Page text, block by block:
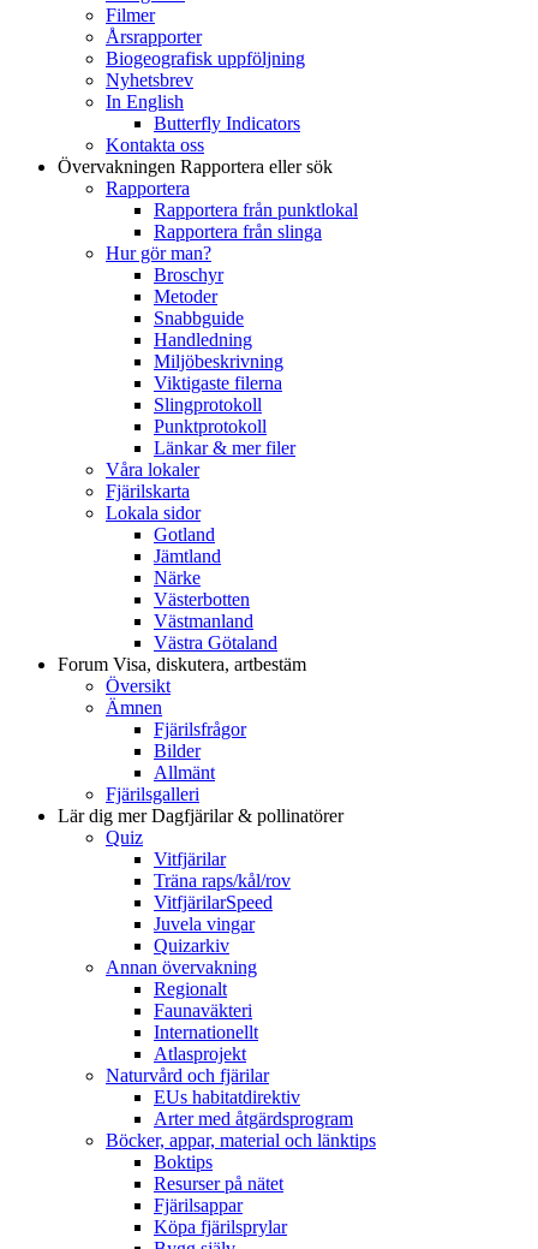
Filmer
Årsrapporter
Biogeografisk uppföljning
Nyhetsbrev
In English
Butterfly Indicators
Kontakta oss
Övervakningen Rapportera eller sök
Rapportera
Rapportera från punktlokal
Rapportera från slinga
Hur gör man?
Broschyr
Metoder
Snabbguide
Handledning
Miljöbeskrivning
Viktigaste filerna
Slingprotokoll
Punktprotokoll
Länkar & mer filer
Våra lokaler
Fjärilskarta
Lokala sidor
Gotland
Jämtland
Närke
Västerbotten
Västmanland
Västra Götaland
Forum Visa, diskutera, artbestäm
Översikt
Ämnen
Fjärilsfrågor
Bilder
Allmänt
Fjärilsgalleri
Lär dig merDagfjärilar & pollinatörer
Quiz
Vitfjärilar
Träna raps/kål/rov
VitfjärilarSpeed
Juvela vingar
Quizarkiv
Annan övervakning
Regionalt
Faunaväkteri
Internationellt
Atlasprojekt
Naturvård och fjärilar
EUs habitatdirektiv
Arter med åtgärdsprogram
Böcker, appar, material och länktips
Boktips
Resurser på nätet
Fjärilsappar
Köpa fjärilsprylar